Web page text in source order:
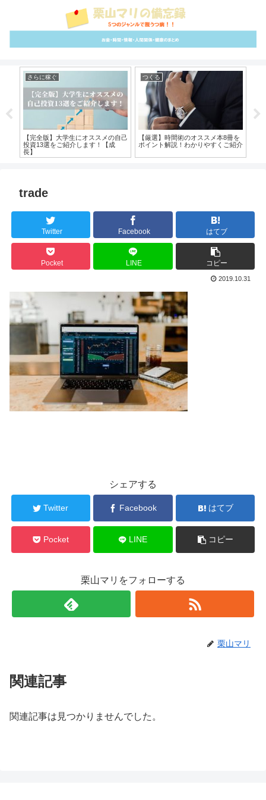
さらに稼ぐ
【完全版】大学生にオススメの自己
投資13選をご紹介します！【成
長】
つくる
【厳選】時間術のオススメ本8冊を
ポイント解説！わかりやすくご紹介
trade
Twitter Facebook はてブ
Pocket LINE コピー
2019.10.31
シェアする
Twitter Facebook はてブ
Pocket LINE コピー
栗山マリをフォローする
栗山マリ
関連記事
関連記事は見つかりませんでした。